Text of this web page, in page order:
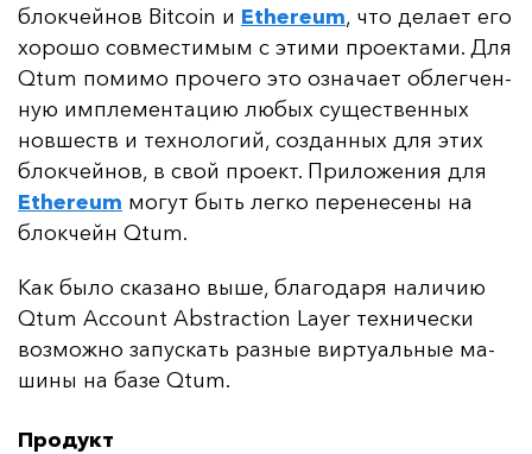
блок­чей­нов Bitcoin и Ethereum, что де­ла­ет его
хо­ро­шо сов­мес­ти­мым с эти­ми про­ек­та­ми. Для
Qtum по­ми­мо про­че­го это оз­на­ча­ет об­лег­чен­
ную им­пле­мен­та­цию лю­бых су­щес­твен­ных
нов­шеств и тех­но­ло­гий, соз­дан­ных для этих
блок­чей­нов, в свой про­ект. При­ло­же­ния для
Ethereum мо­гут быть лег­ко пе­ре­не­се­ны на
блок­чейн Qtum.
Как бы­ло ска­за­но вы­ше, бла­го­да­ря на­ли­чию
Qtum Account Abstraction Layer тех­ни­чес­ки
воз­мож­но за­пус­кать раз­ные вир­ту­аль­ные ма­
ши­ны на ба­зе Qtum.
Продукт